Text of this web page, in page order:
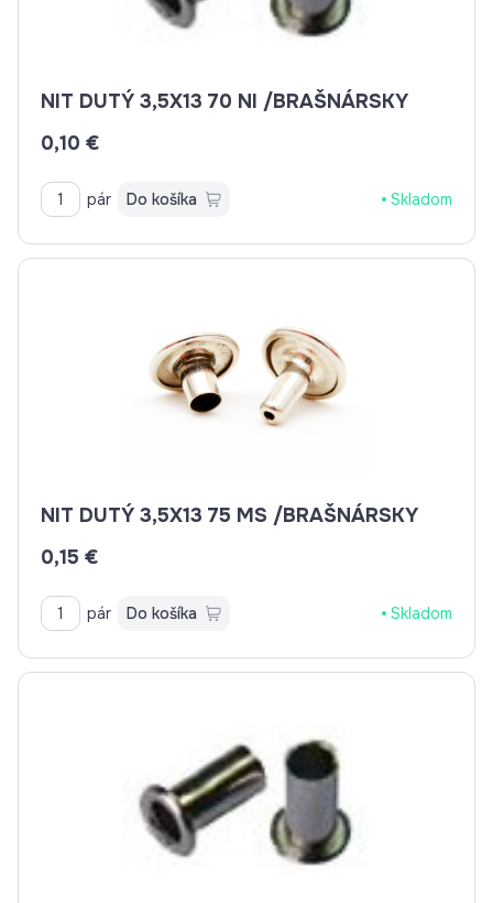
NIT DUTÝ 3,5X13 70 NI /BRAŠNÁRSKY
0,10 €
pár Do košíka Skladom
NIT DUTÝ 3,5X13 75 MS /BRAŠNÁRSKY
0,15 €
pár Do košíka Skladom